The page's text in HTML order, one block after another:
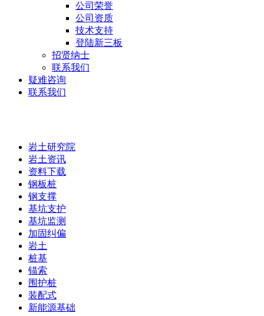
公司荣誉
公司资质
技术支持
登陆新三板
招贤纳士
联系我们
疑难咨询
联系我们
岩土研究院
岩土资讯
资料下载
钢板桩
钢支撑
基坑支护
基坑监测
加固纠偏
岩土
桩基
锚索
围护桩
装配式
新能源基础